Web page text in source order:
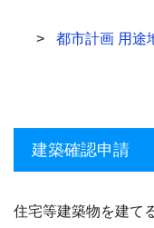
都市計画 用途
建築確認申請
住宅等建築物を建て